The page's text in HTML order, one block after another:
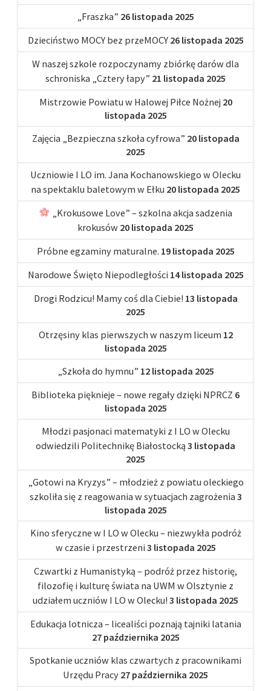
„Fraszka” 26 listopada 2025
Dzieciństwo MOCY bez przeMOCY 26 listopada 2025
W naszej szkole rozpoczynamy zbiórkę darów dla
schroniska „Cztery łapy” 21 listopada 2025
Mistrzowie Powiatu w Halowej Piłce Nożnej 20
listopada 2025
Zajęcia „Bezpieczna szkoła cyfrowa” 20 listopada
2025
Uczniowie I LO im. Jana Kochanowskiego w Olecku
na spektaklu baletowym w Ełku 20 listopada 2025
„Krokusowe Love” – szkolna akcja sadzenia
krokusów 20 listopada 2025
Próbne egzaminy maturalne. 19 listopada 2025
Narodowe Święto Niepodległości 14 listopada 2025
Drogi Rodzicu! Mamy coś dla Ciebie! 13 listopada
2025
Otrzęsiny klas pierwszych w naszym liceum 12
listopada 2025
„Szkoła do hymnu” 12 listopada 2025
Biblioteka pięknieje – nowe regały dzięki NPRCZ 6
listopada 2025
Młodzi pasjonaci matematyki z I LO w Olecku
odwiedzili Politechnikę Białostocką 3 listopada
2025
„Gotowi na Kryzys” – młodzież z powiatu oleckiego
szkoliła się z reagowania w sytuacjach zagrożenia 3
listopada 2025
Kino sferyczne w I LO w Olecku – niezwykła podróż
w czasie i przestrzeni 3 listopada 2025
Czwartki z Humanistyką – podróż przez historię,
filozofię i kulturę świata na UWM w Olsztynie z
udziałem uczniów I LO w Olecku! 3 listopada 2025
Edukacja lotnicza – licealiści poznają tajniki latania
27 października 2025
Spotkanie uczniów klas czwartych z pracownikami
Urzędu Pracy 27 października 2025